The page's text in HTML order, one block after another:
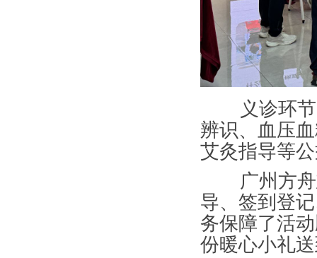
义诊环节
辨识、血压
艾灸指导等
广州方舟
导、签到登
务保障了活
份暖心小礼